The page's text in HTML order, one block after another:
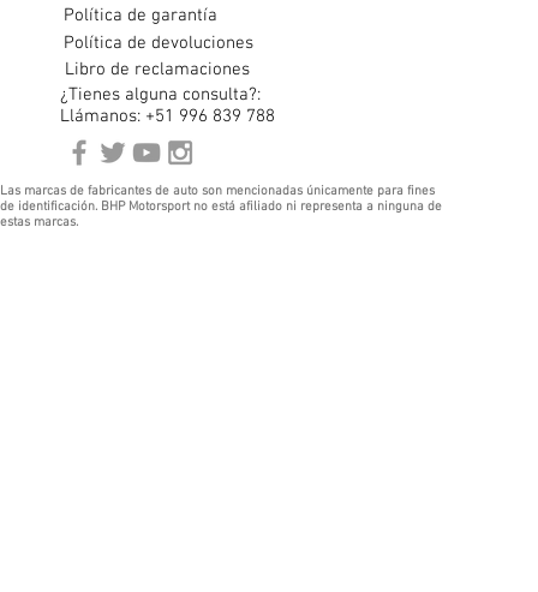
Política de garantía
Política de devoluciones
Libro de reclamaciones
¿Tienes alguna consulta?:
Llámanos: +51 996 839 788
Las marcas de fabricantes de auto son mencionadas únicamente para fines
de identificación. BHP Motorsport no está afiliado ni representa a ninguna de
estas marcas.